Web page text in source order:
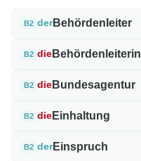
B2 derBehördenleiter
B2 die Behördenleiterin
B2 die Bundesagentur
B2 die Einhaltung
B2 derEinspruch